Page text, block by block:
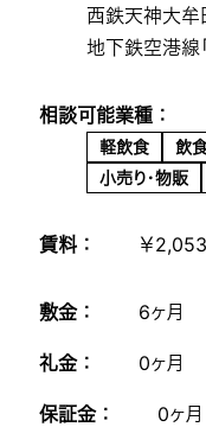
西鉄天神大
地下鉄空港線
相談可能業種 ：
軽飲食 飲
小売り・物販
賃料 ： ￥
敷金 ： 6ヶ月
礼金 ： 0ヶ月
保証金 ： 0ヶ月